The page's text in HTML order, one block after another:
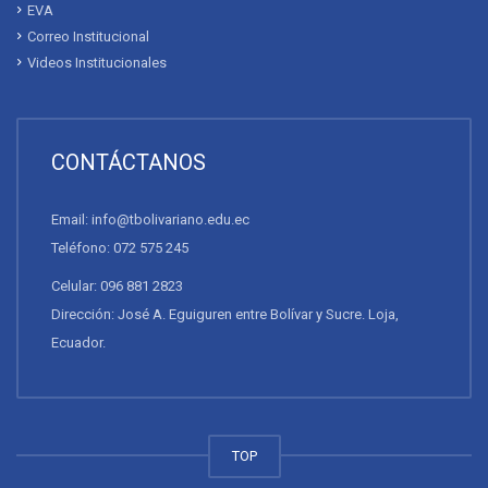
EVA
Correo Institucional
Videos Institucionales
CONTÁCTANOS
Email: info@tbolivariano.edu.ec
Teléfono: 072 575 245
Celular: 096 881 2823
Dirección: José A. Eguiguren entre Bolívar y Sucre. Loja,
Ecuador.
TOP